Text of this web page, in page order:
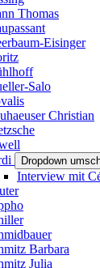
Thomas
Eisinger
Salo
Christian
Dropdown
Interview mit
Barbara
Julia